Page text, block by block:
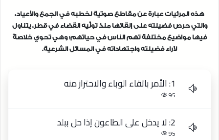
هذه المرئيات عبارة عن مقاطع صوتية لخطبه في الجمع والأعياد،
والتي حرص فضيلته على إلقائها منذ تولِّيه القضاء في قطر، يتناول
فيها مواضيع مختلفة تهم الناس في حياتهم؛ وهي تحوي خلاصةً
لآراء فضيلته واجتهاداته في المسائل الشرعية.
1: الأمر باتقاء الوباء والاحتراز منه
95
2: لا يدخل على الطاعون إذا حل ببلد
95